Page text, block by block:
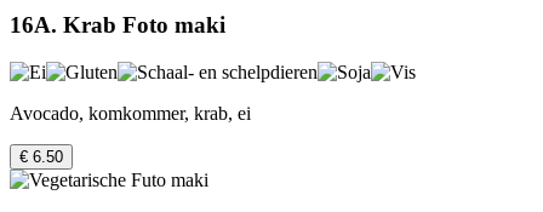
16A. Krab Foto maki
Avocado, komkommer, krab, ei
€ 6.50